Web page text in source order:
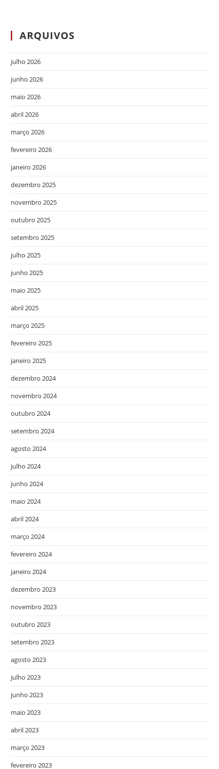
ARQUIVOS
julho 2026
junho 2026
maio 2026
abril 2026
março 2026
fevereiro 2026
janeiro 2026
dezembro 2025
novembro 2025
outubro 2025
setembro 2025
julho 2025
junho 2025
maio 2025
abril 2025
março 2025
fevereiro 2025
janeiro 2025
dezembro 2024
novembro 2024
outubro 2024
setembro 2024
agosto 2024
julho 2024
junho 2024
maio 2024
abril 2024
março 2024
fevereiro 2024
janeiro 2024
dezembro 2023
novembro 2023
outubro 2023
setembro 2023
agosto 2023
julho 2023
junho 2023
maio 2023
abril 2023
março 2023
fevereiro 2023